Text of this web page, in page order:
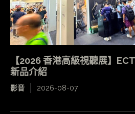
【2026 香港高級視聽展】
新品介紹
影音 2026-08-07